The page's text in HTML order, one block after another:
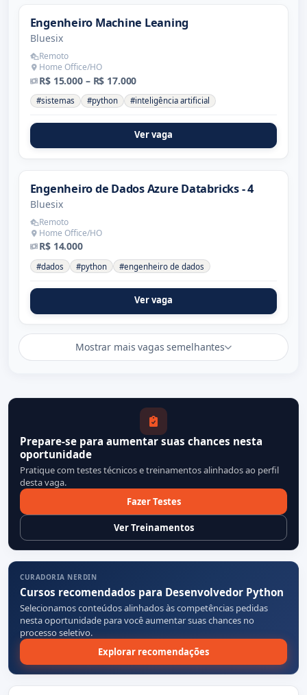
Engenheiro Machine Leaning
Bluesix
Remoto
Home Office/HO
R$ 15.000 – R$ 17.000
#sistemas #python #inteligência artificial
Ver vaga
Engenheiro de Dados Azure Databricks - 4
Bluesix
Remoto
Home Office/HO
R$ 14.000
#dados #python #engenheiro de dados
Ver vaga
Mostrar mais vagas semelhantes
Prepare-se para aumentar suas chances nesta
oportunidade
Pratique com testes técnicos e treinamentos alinhados ao perfil
desta vaga.
Fazer Testes
Ver Treinamentos
CURADORIA NERDIN
Cursos recomendados para Desenvolvedor Python
Selecionamos conteúdos alinhados às competências pedidas
nesta oportunidade para você aumentar suas chances no
processo seletivo.
Explorar recomendações